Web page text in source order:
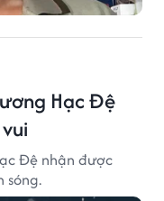
Hạc Đệ
Đệ nhận được
sóng.